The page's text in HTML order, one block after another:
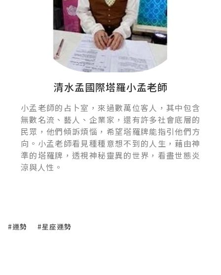
清水孟國際塔羅小孟老師
小孟老師的占卜室，來過數萬位客人，其中包含
無數名流、藝人、企業家，還有許多社會底層的
民眾，他們傾訴煩惱，希望塔羅牌能指引他們方
向。小孟老師看見種種意想不到的人生，藉由神
準的塔羅牌，透視神秘靈異的世界，看盡世態炎
涼與人性。
#運勢 #星座運勢